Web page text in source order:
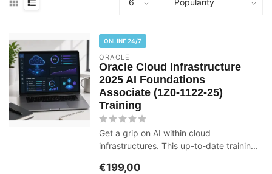
ONLINE 24/7
ORACLE
Oracle Cloud Infrastructure
2025 AI Foundations
Associate (1Z0-1122-25)
Training
Get a grip on AI within cloud
infrastructures. This up-to-date trainin...
€199,00